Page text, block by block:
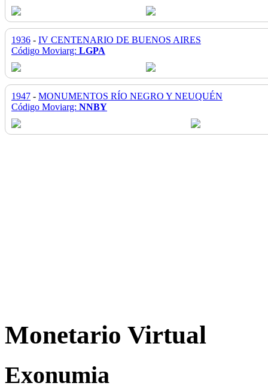
1936 - IV CENTENARIO DE BUENOS AIRES
Código Moviarg: LGPA
1947 - MONUMENTOS RÍO NEGRO Y NEUQUÉN
Código Moviarg: NNBY
Monetario Virtual
Exonumia